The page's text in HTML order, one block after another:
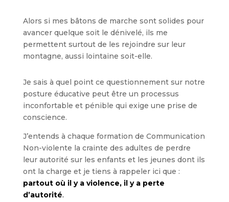
Alors si mes bâtons de marche sont solides pour
avancer quelque soit le dénivelé, ils me
permettent surtout de les rejoindre sur leur
montagne, aussi lointaine soit-elle.
Je sais à quel point ce questionnement sur notre
posture éducative peut être un processus
inconfortable et pénible qui exige une prise de
conscience.
J’entends à chaque formation de Communication
Non-violente la crainte des adultes de perdre
leur autorité sur les enfants et les jeunes dont ils
ont la charge et je tiens à rappeler ici que :
partout où il y a violence, il y a perte
d’autorité.